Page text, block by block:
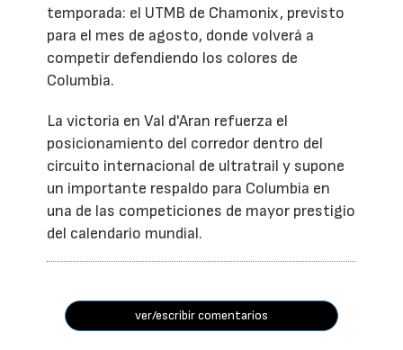
temporada: el UTMB de Chamonix, previsto
para el mes de agosto, donde volverá a
competir defendiendo los colores de
Columbia.
La victoria en Val d'Aran refuerza el
posicionamiento del corredor dentro del
circuito internacional de ultratrail y supone
un importante respaldo para Columbia en
una de las competiciones de mayor prestigio
del calendario mundial.
ver/escribir comentarios